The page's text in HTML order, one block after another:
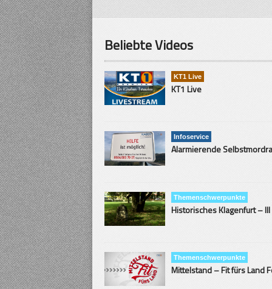
Beliebte Videos
KT1 Live
KT1 Live
Infoservice
Themenschwerpunkte
Historisches Klagenfurt – III
Themenschwerpunkte